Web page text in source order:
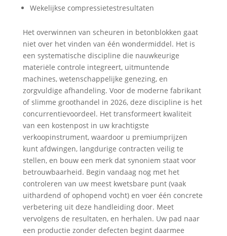
Wekelijkse compressietestresultaten
Het overwinnen van scheuren in betonblokken gaat
niet over het vinden van één wondermiddel. Het is
een systematische discipline die nauwkeurige
materiële controle integreert, uitmuntende
machines, wetenschappelijke genezing, en
zorgvuldige afhandeling. Voor de moderne fabrikant
of slimme groothandel in 2026, deze discipline is het
concurrentievoordeel. Het transformeert kwaliteit
van een kostenpost in uw krachtigste
verkoopinstrument, waardoor u premiumprijzen
kunt afdwingen, langdurige contracten veilig te
stellen, en bouw een merk dat synoniem staat voor
betrouwbaarheid. Begin vandaag nog met het
controleren van uw meest kwetsbare punt (vaak
uithardend of ophopend vocht) en voer één concrete
verbetering uit deze handleiding door. Meet
vervolgens de resultaten, en herhalen. Uw pad naar
een productie zonder defecten begint daarmee